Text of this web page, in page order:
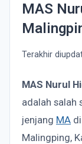
MAS
Terakhir
MAS Nurul
adalah salah
jenjang MA
Malingping,